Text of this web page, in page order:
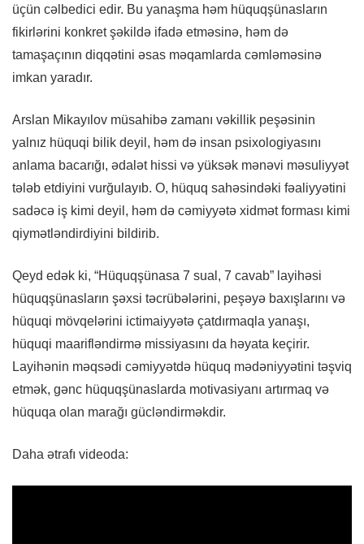
üçün cəlbedici edir. Bu yanaşma həm hüquqşünasların
fikirlərini konkret şəkildə ifadə etməsinə, həm də
tamaşaçının diqqətini əsas məqamlarda cəmləməsinə
imkan yaradır.
Arslan Mikayılov müsahibə zamanı vəkillik peşəsinin
yalnız hüquqi bilik deyil, həm də insan psixologiyasını
anlama bacarığı, ədalət hissi və yüksək mənəvi məsuliyyət
tələb etdiyini vurğulayıb. O, hüquq sahəsindəki fəaliyyətini
sadəcə iş kimi deyil, həm də cəmiyyətə xidmət forması kimi
qiymətləndirdiyini bildirib.
Qeyd edək ki, “Hüquqşünasa 7 sual, 7 cavab” layihəsi
hüquqşünasların şəxsi təcrübələrini, peşəyə baxışlarını və
hüquqi mövqelərini ictimaiyyətə çatdırmaqla yanaşı,
hüquqi maarifləndirmə missiyasını da həyata keçirir.
Layihənin məqsədi cəmiyyətdə hüquq mədəniyyətini təşviq
etmək, gənc hüquqşünaslarda motivasiyanı artırmaq və
hüquqa olan marağı gücləndirməkdir.
Daha ətrafı videoda: